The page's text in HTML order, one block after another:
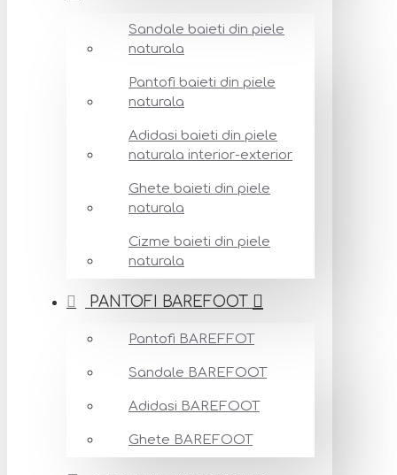
Sandale baieti din piele
naturala
Pantofi baieti din piele
naturala
Adidasi baieti din piele
naturala interior-exterior
Ghete baieti din piele
naturala
Cizme baieti din piele
naturala
PANTOFI BAREFOOT
Pantofi BAREFFOT
Sandale BAREFOOT
Adidasi BAREFOOT
Ghete BAREFOOT